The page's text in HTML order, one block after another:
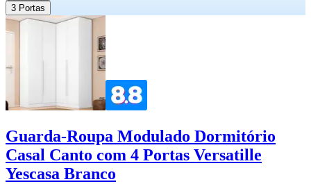
3 Portas
Guarda-Roupa Modulado Dormitório
Casal Canto com 4 Portas Versatille
Yescasa Branco